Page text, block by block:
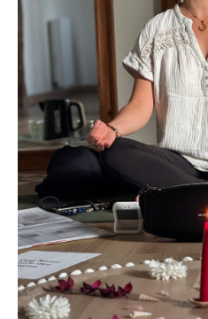
laisserons jaillir notre
spontanée. Le jeu corporel
nature seront notre source
guideront vers de nouvelles
regards sous l'éclairage du
depuis le début de ce
consciente pour ancrer les
émerger votre expression
alignée, nourrie et
vous pourrez participer à
PRODUITS DE LA RUCHE,
permettra de découvrir
usages, tout en clôturant
approche concrète,